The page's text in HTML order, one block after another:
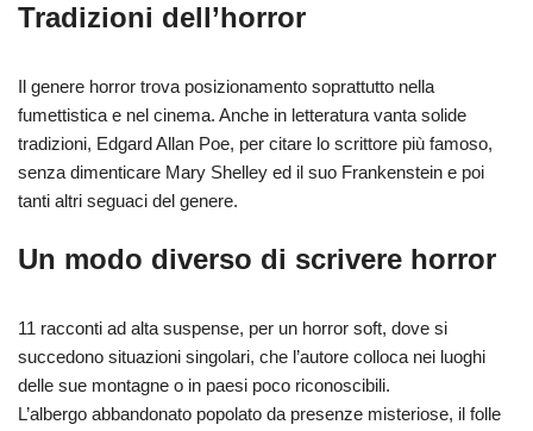
Tradizioni dell’horror
Il genere horror trova posizionamento soprattutto nella
fumettistica e nel cinema. Anche in letteratura vanta solide
tradizioni, Edgard Allan Poe, per citare lo scrittore più famoso,
senza dimenticare Mary Shelley ed il suo Frankenstein e poi
tanti altri seguaci del genere.
Un modo diverso di scrivere horror
11 racconti ad alta suspense, per un horror soft, dove si
succedono situazioni singolari, che l’autore colloca nei luoghi
delle sue montagne o in paesi poco riconoscibili.
L’albergo abbandonato popolato da presenze misteriose, il folle